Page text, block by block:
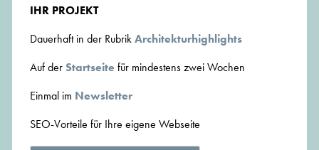
IHR PROJEKT
Dauerhaft in der RubrikArchitekturhighlights
Auf derStartseitefür mindestens zwei Wochen
Einmal im Newsletter
SEO-Vorteile für Ihre eigene Webseite